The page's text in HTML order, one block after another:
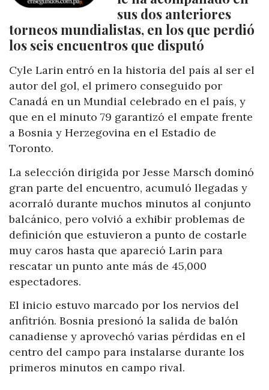
sus dos anteriores
torneos mundialistas, en los que perdió
los seis encuentros que disputó
Cyle Larin entró en la historia del país al ser el
autor del gol, el primero conseguido por
Canadá en un Mundial celebrado en el país, y
que en el minuto 79 garantizó el empate frente
a Bosnia y Herzegovina en el Estadio de
Toronto.
La selección dirigida por Jesse Marsch dominó
gran parte del encuentro, acumuló llegadas y
acorraló durante muchos minutos al conjunto
balcánico, pero volvió a exhibir problemas de
definición que estuvieron a punto de costarle
muy caros hasta que apareció Larin para
rescatar un punto ante más de 45,000
espectadores.
El inicio estuvo marcado por los nervios del
anfitrión. Bosnia presionó la salida de balón
canadiense y aprovechó varias pérdidas en el
centro del campo para instalarse durante los
primeros minutos en campo rival.